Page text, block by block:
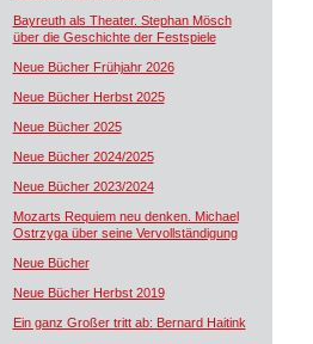
Bayreuth als Theater. Stephan Mösch
über die Geschichte der Festspiele
Neue Bücher Frühjahr 2026
Neue Bücher Herbst 2025
Neue Bücher 2025
Neue Bücher 2024/2025
Neue Bücher 2023/2024
Mozarts Requiem neu denken. Michael
Ostrzyga über seine Vervollständigung
Neue Bücher
Neue Bücher Herbst 2019
Ein ganz Großer tritt ab: Bernard Haitink